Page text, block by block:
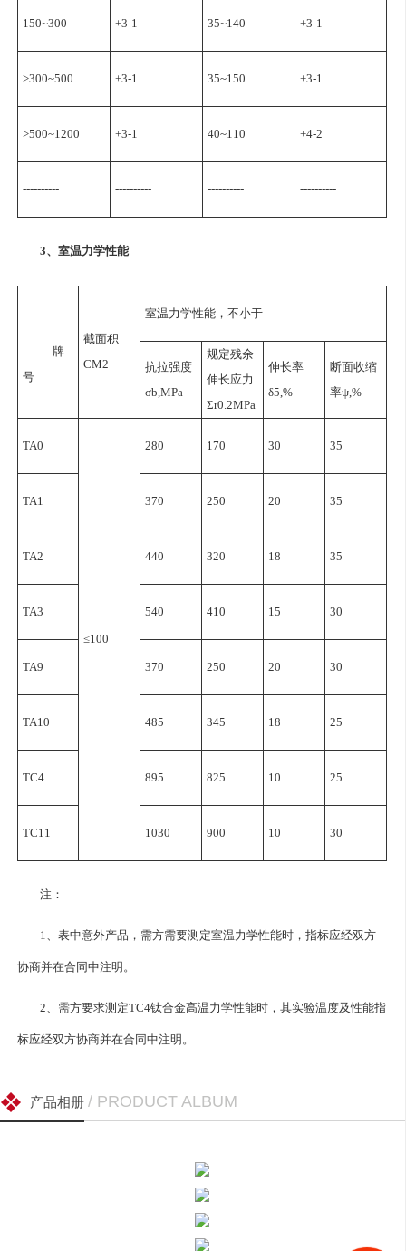
150~300 +3-1 35~140 +3-1
>300~500 +3-1 35~150 +3-1
>500~1200 +3-1 40~110 +4-2
---------- ---------- ---------- ----------
3、室温力学性能
牌
号
截面积
CM2
室温力学性能，不小于
抗拉强度
σb,MPa
规定残余
伸长应力
Σr0.2MPa
伸长率
δ5,%
断面收缩
率ψ,%
TA0
≤100
280 170 30 35
TA1 370 250 20 35
TA2 440 320 18 35
TA3 540 410 15 30
TA9 370 250 20 30
TA10 485 345 18 25
TC4 895 825 10 25
TC11 1030 900 10 30
注：
1、表中意外产品，需方需要测定室温力学性能时，指标应经双方
协商并在合同中注明。
2、需方要求测定TC4钛合金高温力学性能时，其实验温度及性能指
标应经双方协商并在合同中注明。
产品相册 / PRODUCT ALBUM